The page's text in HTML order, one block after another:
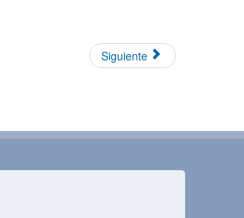
Siguiente